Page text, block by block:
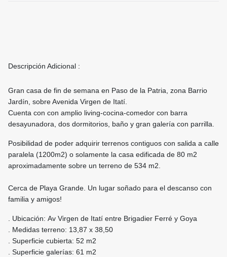
Descripción Adicional :
Gran casa de fin de semana en Paso de la Patria, zona Barrio
Jardín, sobre Avenida Virgen de Itatí.
Cuenta con con amplio living-cocina-comedor con barra
desayunadora, dos dormitorios, baño y gran galería con parrilla.
Posibilidad de poder adquirir terrenos contiguos con salida a calle
paralela (1200m2) o solamente la casa edificada de 80 m2
aproximadamente sobre un terreno de 534 m2.
Cerca de Playa Grande. Un lugar soñado para el descanso con
familia y amigos!
. Ubicación: Av Virgen de Itatí entre Brigadier Ferré y Goya
. Medidas terreno: 13,87 x 38,50
. Superficie cubierta: 52 m2
. Superficie galerías: 61 m2